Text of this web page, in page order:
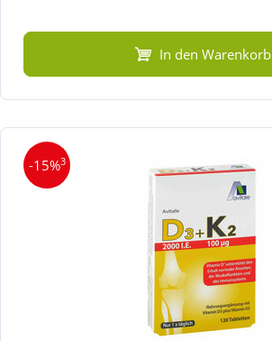
In den Warenkorb
-15%3